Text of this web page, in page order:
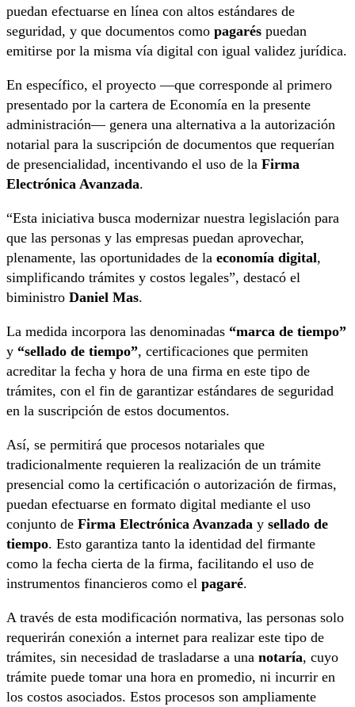
puedan efectuarse en línea con altos estándares de
seguridad, y que documentos como pagarés puedan
emitirse por la misma vía digital con igual validez jurídica.
En específico, el proyecto —que corresponde al primero
presentado por la cartera de Economía en la presente
administración— genera una alternativa a la autorización
notarial para la suscripción de documentos que requerían
de presencialidad, incentivando el uso de la Firma
Electrónica Avanzada.
“Esta iniciativa busca modernizar nuestra legislación para
que las personas y las empresas puedan aprovechar,
plenamente, las oportunidades de la economía digital,
simplificando trámites y costos legales”, destacó el
biministro Daniel Mas.
La medida incorpora las denominadas “marca de tiempo”
y “sellado de tiempo”, certificaciones que permiten
acreditar la fecha y hora de una firma en este tipo de
trámites, con el fin de garantizar estándares de seguridad
en la suscripción de estos documentos.
Así, se permitirá que procesos notariales que
tradicionalmente requieren la realización de un trámite
presencial como la certificación o autorización de firmas,
puedan efectuarse en formato digital mediante el uso
conjunto de Firma Electrónica Avanzada y sellado de
tiempo. Esto garantiza tanto la identidad del firmante
como la fecha cierta de la firma, facilitando el uso de
instrumentos financieros como el pagaré.
A través de esta modificación normativa, las personas solo
requerirán conexión a internet para realizar este tipo de
trámites, sin necesidad de trasladarse a una notaría, cuyo
trámite puede tomar una hora en promedio, ni incurrir en
los costos asociados. Estos procesos son ampliamente